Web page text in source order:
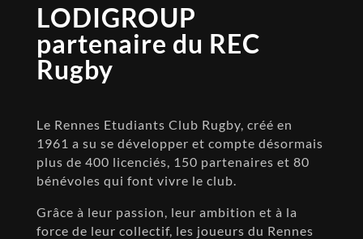
LODIGROUP
partenaire du REC
Rugby
Le Rennes Etudiants Club Rugby, créé en
1961 a su se développer et compte désormais
plus de 400 licenciés, 150 partenaires et 80
bénévoles qui font vivre le club.
Grâce à leur passion, leur ambition et à la
force de leur collectif, les joueurs du Rennes